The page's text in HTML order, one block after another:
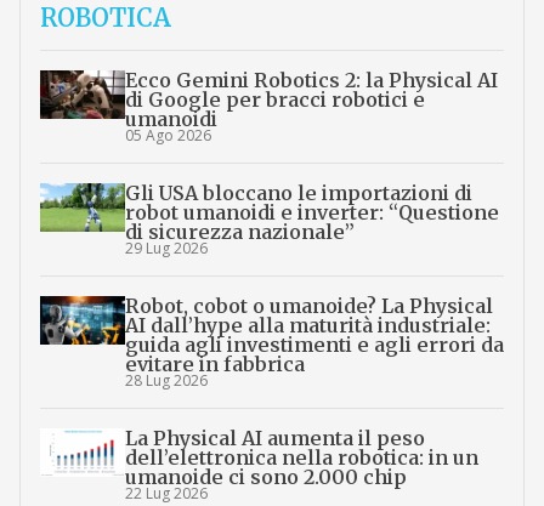
ROBOTICA
Ecco Gemini Robotics 2: la Physical AI
di Google per bracci robotici e
umanoidi
05 Ago 2026
Gli USA bloccano le importazioni di
robot umanoidi e inverter: “Questione
di sicurezza nazionale”
29 Lug 2026
Robot, cobot o umanoide? La Physical
AI dall’hype alla maturità industriale:
guida agli investimenti e agli errori da
evitare in fabbrica
28 Lug 2026
La Physical AI aumenta il peso
dell’elettronica nella robotica: in un
umanoide ci sono 2.000 chip
22 Lug 2026